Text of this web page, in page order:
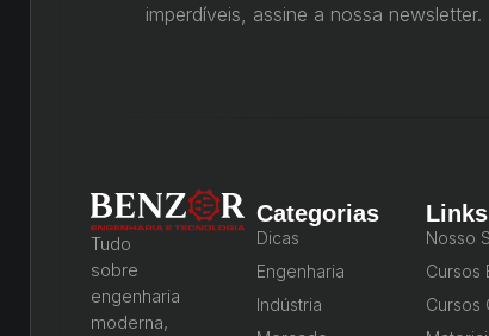
imperdíveis, assine a nossa newsletter.
Tudo
sobre
engenharia
moderna,
Categorias
Dicas
Engenharia
Indústria
Nosso
Cursos
Cursos